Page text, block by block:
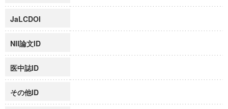
JaLCDOI
NII論文ID
医中誌ID
その他ID